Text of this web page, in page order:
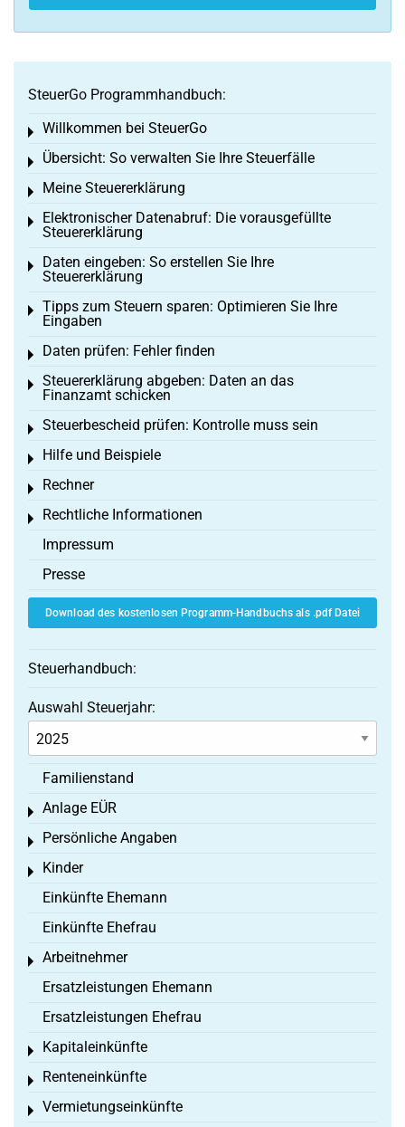
SteuerGo Programmhandbuch:
Willkommen bei SteuerGo
Toggle menu
Übersicht: So verwalten Sie Ihre Steuerfälle
Toggle menu
Meine Steuererklärung
Toggle menu
Elektronischer Datenabruf: Die vorausgefüllte
Steuererklärung
Toggle menu
Daten eingeben: So erstellen Sie Ihre
Steuererklärung
Toggle menu
Tipps zum Steuern sparen: Optimieren Sie Ihre
Eingaben
Toggle menu
Daten prüfen: Fehler finden
Toggle menu
Steuererklärung abgeben: Daten an das
Finanzamt schicken
Toggle menu
Steuerbescheid prüfen: Kontrolle muss sein
Toggle menu
Hilfe und Beispiele
Toggle menu
Rechner
Toggle menu
Rechtliche Informationen
Toggle menu
Impressum
Presse
Download des kostenlosen Programm-Handbuchs als .pdf Datei
Steuerhandbuch:
Auswahl Steuerjahr:
Familienstand
Anlage EÜR
Toggle menu
Persönliche Angaben
Toggle menu
Kinder
Toggle menu
Einkünfte Ehemann
Einkünfte Ehefrau
Arbeitnehmer
Toggle menu
Ersatzleistungen Ehemann
Ersatzleistungen Ehefrau
Kapitaleinkünfte
Toggle menu
Renteneinkünfte
Toggle menu
Vermietungseinkünfte
Toggle menu